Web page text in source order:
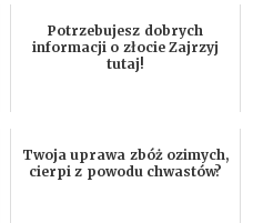
Potrzebujesz dobrych
informacji o złocie Zajrzyj
tutaj!
Twoja uprawa zbóż ozimych,
cierpi z powodu chwastów?